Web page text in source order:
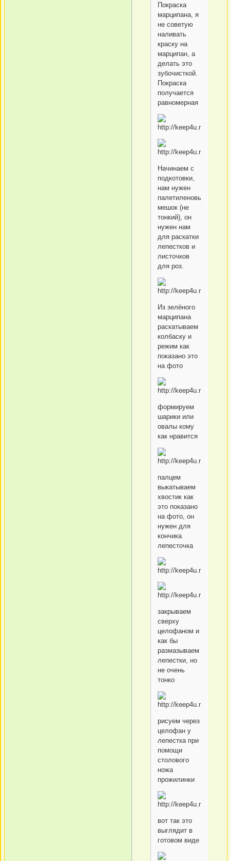
Покраска
марципана, я
не советую
наливать
краску на
марципан, а
делать это
зубочисткой.
Покраска
получается
равномерная
Начинаем с
подкотовки,
нам нужен
палетиленовый
мешок (не
тонкий), он
нужен нам
для раскатки
лепестков и
листочков
для роз.
Из зелёного
марципана
раскатываем
колбаску и
режим как
показано это
на фото
формируем
шарики или
овалы кому
как нравится
палцем
выкатываем
хвостик как
это показано
на фото, он
нужен для
кончика
лепесточка
закрываем
сверху
целофаном и
как бы
размазываем
лепестки, но
не очень
тонко
рисуем через
целофан у
лепестка при
помощи
столового
ножа
прожилинки
вот так это
выглядит в
готовом виде